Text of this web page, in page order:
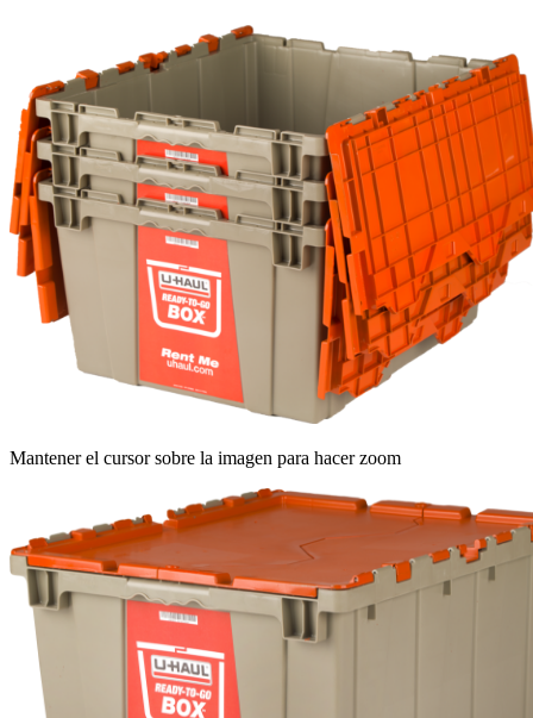
Mantener el cursor sobre la imagen para hacer zoom